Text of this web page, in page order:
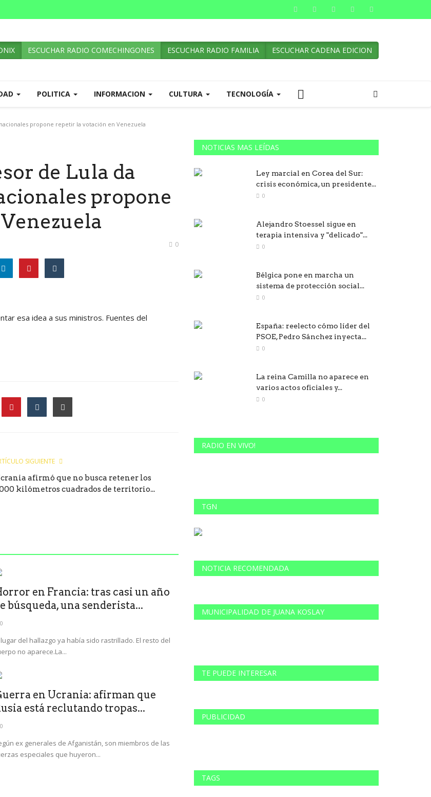
ESCUCHAR RADIO COMECHINGONES ESCUCHAR RADIO FAMILIA ESCUCHAR CADENA EDICION
POLITICA INFORMACION CULTURA TECNOLOGÍA
propone repetir la votación en Venezuela
de Lula da
propone
0
esa idea a sus ministros. Fuentes del
SIGUIENTE
afirmó que no busca retener los
kilómetros cuadrados de territorio...
en Francia: tras casi un año
búsqueda, una senderista...
0
lugar del hallazgo ya había sido rastrillado. El resto del
no aparece.La...
en Ucrania: afirman que
está reclutando tropas...
0
ex generales de Afganistán, son miembros de las
especiales que huyeron...
NOTICIAS MAS LEÍDAS
Ley marcial en Corea del Sur:
crisis económica, un presidente...
0
Alejandro Stoessel sigue en
terapia intensiva y "delicado"...
0
Bélgica pone en marcha un
sistema de protección social...
0
España: reelecto cómo líder del
PSOE, Pedro Sánchez inyecta...
0
La reina Camilla no aparece en
varios actos oficiales y...
0
RADIO EN VIVO!
TGN
NOTICIA RECOMENDADA
MUNICIPALIDAD DE JUANA KOSLAY
TE PUEDE INTERESAR
PUBLICIDAD
TAGS